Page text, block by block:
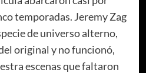
temporadas. Jeremy Zag
de universo alterno,
original y no funcionó,
escenas que faltaron